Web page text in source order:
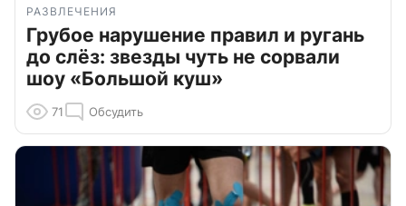
РАЗВЛЕЧЕНИЯ
Грубое нарушение правил и ругань
до слёз: звезды чуть не сорвали
шоу «Большой куш»
71 Обсудить